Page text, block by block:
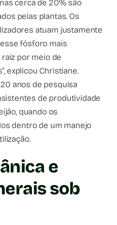
cerca de 20% são
pelas plantas. Os
atuam justamente
fósforo mais
por meio de
explicou Christiane.
anos de pesquisa
de produtividade
quando os
dentro de um manejo
e
sob